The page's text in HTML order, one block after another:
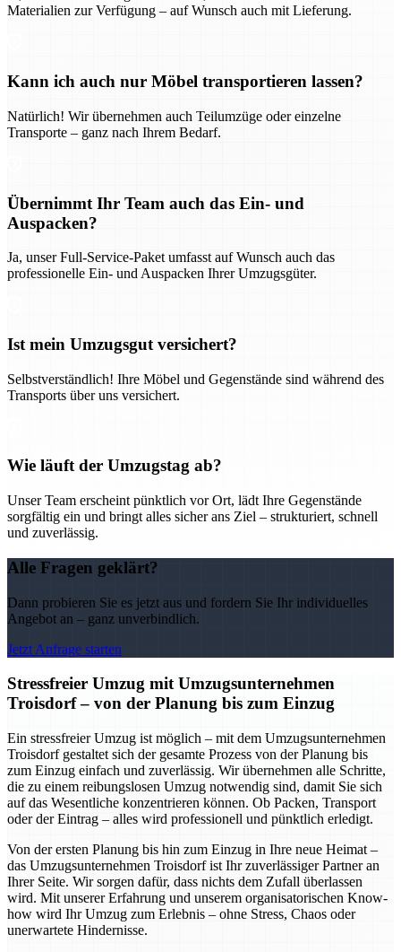
Materialien zur Verfügung – auf Wunsch auch mit Lieferung.
Kann ich auch nur Möbel transportieren lassen?
Natürlich! Wir übernehmen auch Teilumzüge oder einzelne
Transporte – ganz nach Ihrem Bedarf.
Übernimmt Ihr Team auch das Ein- und
Auspacken?
Ja, unser Full-Service-Paket umfasst auf Wunsch auch das
professionelle Ein- und Auspacken Ihrer Umzugsgüter.
Ist mein Umzugsgut versichert?
Selbstverständlich! Ihre Möbel und Gegenstände sind während des
Transports über uns versichert.
Wie läuft der Umzugstag ab?
Unser Team erscheint pünktlich vor Ort, lädt Ihre Gegenstände
sorgfältig ein und bringt alles sicher ans Ziel – strukturiert, schnell
und zuverlässig.
Alle Fragen geklärt?
Dann probieren Sie es jetzt aus und fordern Sie Ihr individuelles
Angebot an – ganz unverbindlich.
Jetzt Anfrage starten
Stressfreier Umzug mit Umzugsunternehmen
Troisdorf – von der Planung bis zum Einzug
Ein stressfreier Umzug ist möglich – mit dem Umzugsunternehmen
Troisdorf gestaltet sich der gesamte Prozess von der Planung bis
zum Einzug einfach und zuverlässig. Wir übernehmen alle Schritte,
die zu einem reibungslosen Umzug notwendig sind, damit Sie sich
auf das Wesentliche konzentrieren können. Ob Packen, Transport
oder der Eintrag – alles wird professionell und pünktlich erledigt.
Von der ersten Planung bis hin zum Einzug in Ihre neue Heimat –
das Umzugsunternehmen Troisdorf ist Ihr zuverlässiger Partner an
Ihrer Seite. Wir sorgen dafür, dass nichts dem Zufall überlassen
wird. Mit unserer Erfahrung und unserem organisatorischen Know-
how wird Ihr Umzug zum Erlebnis – ohne Stress, Chaos oder
unerwartete Hindernisse.